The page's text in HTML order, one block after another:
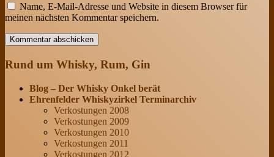
Name, E-Mail-Adresse und Website in diesem Browser für
meinen nächsten Kommentar speichern.
Rund um Whisky, Rum, Gin
Blog – Der Whisky Onkel berät
Ehrenfelder Whiskyzirkel Terminarchiv
Verkostungen 2008
Verkostungen 2009
Verkostungen 2010
Verkostungen 2011
Verkostungen 2012